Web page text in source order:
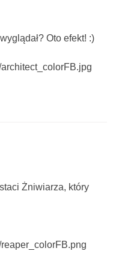
Oto efekt! :)
Żniwiarza, który